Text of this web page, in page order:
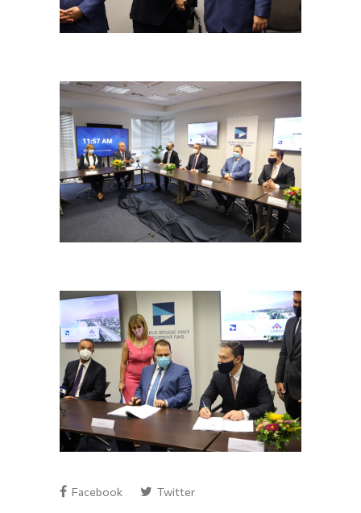
Facebook Twitter